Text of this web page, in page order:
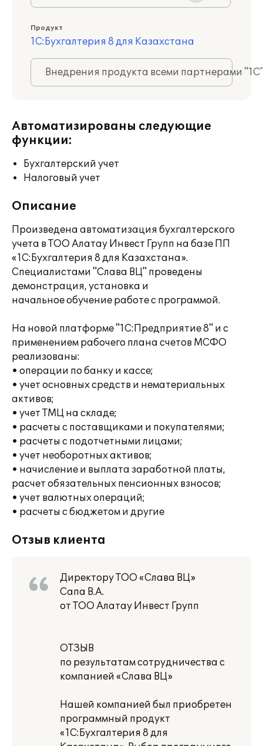
Продукт
1С:Бухгалтерия 8 для Казахстана
Внедрения продукта всеми партнерами
Автоматизированы следующие
функции:
Бухгалтерский учет
Налоговый учет
Описание
Произведена автоматизация бухгалтерского
учета в ТОО Алатау Инвест Групп на базе ПП
«1С:Бухгалтерия 8 для Казахстана».
Специалистами "Слава ВЦ" проведены
демонстрация, установка и
начальное обучение работе с программой.
На новой платформе "1С:Предприятие 8" и с
применением рабочего плана счетов МСФО
реализованы:
• операции по банку и кассе;
• учет основных средств и нематериальных
активов;
• учет ТМЦ на складе;
• расчеты с поставщиками и покупателями;
• расчеты с подотчетными лицами;
• учет необоротных активов;
• начисление и выплата заработной платы,
расчет обязательных пенсионных взносов;
• учет валютных операций;
• расчеты с бюджетом и другие
Отзыв клиента
Директору ТОО «Слава ВЦ»
Сапа В.А.
от ТОО Алатау Инвест Групп
ОТЗЫВ
по результатам сотрудничества с
компанией «Слава ВЦ»
Нашей компанией был приобретен
программный продукт
«1С:Бухгалтерия 8 для